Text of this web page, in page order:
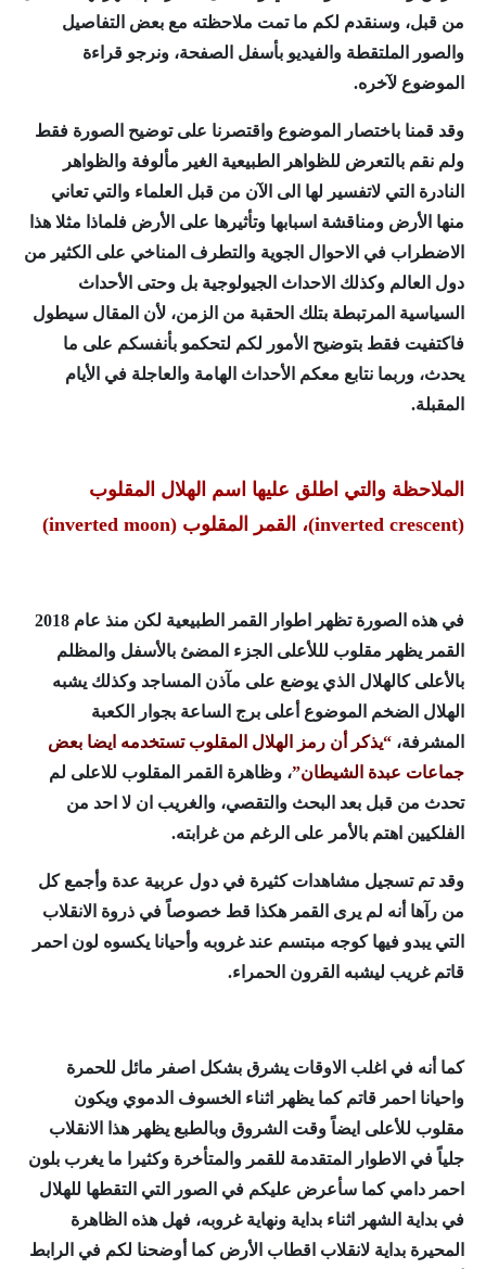
من قبل، وسنقدم لكم ما تمت ملاحظته مع بعض التفاصيل
والصور الملتقطة والفيديو بأسفل الصفحة، ونرجو قراءة
الموضوع لآخره.
وقد قمنا باختصار الموضوع واقتصرنا على توضيح الصورة فقط
ولم نقم بالتعرض للظواهر الطبيعية الغير مألوفة والظواهر
النادرة التي لاتفسير لها الى الآن من قبل العلماء والتي تعاني
منها الأرض ومناقشة اسبابها وتأثيرها على الأرض فلماذا مثلا هذا
الاضطراب في الاحوال الجوية والتطرف المناخي على الكثير من
دول العالم وكذلك الاحداث الجيولوجية بل وحتى الأحداث
السياسية المرتبطة بتلك الحقبة من الزمن، لأن المقال سيطول
فاكتفيت فقط بتوضيح الأمور لكم لتحكمو بأنفسكم على ما
يحدث، وربما نتابع معكم الأحداث الهامة والعاجلة في الأيام
المقبلة.
الملاحظة والتي اطلق عليها اسم الهلال المقلوب
(
inverted crescent)، القمر المقلوب (inverted moon
)
في هذه الصورة تظهر اطوار القمر الطبيعية لكن منذ عام 2018
القمر يظهر مقلوب لللأعلى الجزء المضئ بالأسفل والمظلم
بالأعلى كالهلال الذي يوضع على مآذن المساجد وكذلك يشبه
الهلال الضخم الموضوع أعلى برج الساعة بجوار الكعبة
المشرفة، “يذكر أن رمز الهلال المقلوب تستخدمه ايضا بعض
جماعات عبدة الشيطان”، وظاهرة القمر المقلوب للاعلى لم
تحدث من قبل بعد البحث والتقصي، والغريب ان لا احد من
الفلكيين اهتم بالأمر على الرغم من غرابته.
وقد تم تسجيل مشاهدات كثيرة في دول عربية عدة وأجمع كل
من رآها أنه لم يرى القمر هكذا قط خصوصاً في ذروة الانقلاب
التي يبدو فيها كوجه مبتسم عند غروبه وأحيانا يكسوه لون احمر
قاتم غريب ليشبه القرون الحمراء.
كما أنه في اغلب الاوقات يشرق بشكل اصفر مائل للحمرة
واحيانا احمر قاتم كما يظهر اثناء الخسوف الدموي ويكون
مقلوب للأعلى ايضاً وقت الشروق وبالطبع يظهر هذا الانقلاب
جلياً في الاطوار المتقدمة للقمر والمتأخرة وكثيرا ما يغرب بلون
احمر دامي كما سأعرض عليكم في الصور التي التقطها للهلال
في بداية الشهر اثناء بداية ونهاية غروبه، فهل هذه الظاهرة
المحيرة بداية لانقلاب اقطاب الأرض كما أوضحنا لكم في الرابط